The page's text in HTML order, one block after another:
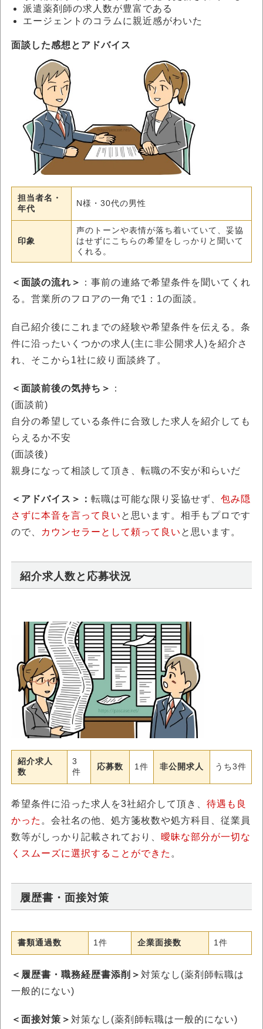
派遣薬剤師の求人数が豊富である
エージェントのコラムに親近感がわいた
面談した感想とアドバイス
担当者名・
年代
N様・30代の男性
印象
声のトーンや表情が落ち着いていて、妥協
はせずにこちらの希望をしっかりと聞いて
くれる。
＜面談の流れ＞
：事前の連絡で希望条件を聞いてくれ
る。営業所のフロアの一角で1：1の面談。
自己紹介後にこれまでの経験や希望条件を伝える。条
件に沿ったいくつかの求人(主に非公開求人)を紹介さ
れ、そこから1社に絞り面談終了。
＜面談前後の気持ち＞
：
(面談前)
自分の希望している条件に合致した求人を紹介しても
らえるか不安
(面談後)
親身になって相談して頂き、転職の不安が和らいだ
＜アドバイス＞： 転職は可能な限り妥協せず、 包み隠
さずに本音を言って良い と思います。相手もプロです
ので、
カウンセラーとして頼って良い と思います。
紹介求人数と応募状況
紹介求人
数
3
件
応募数 1件 非公開求人 うち3件
希望条件に沿った求人を3社紹介して頂き、 待遇も良
かった 。会社名の他、処方箋枚数や処方科目、従業員
数等がしっかり記載されており、 曖昧な部分が一切な
くスムーズに選択することができた 。
履歴書・面接対策
書類通過数 1件 企業面接数 1件
＜履歴書・職務経歴書添削＞ 対策なし(薬剤師転職は
一般的にない)
＜面接対策＞ 対策なし(薬剤師転職は一般的にない)